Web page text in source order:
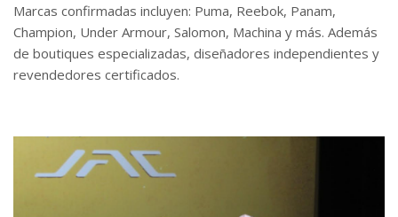
Marcas confirmadas incluyen: Puma, Reebok, Panam,
Champion, Under Armour, Salomon, Machina y más. Además
de boutiques especializadas, diseñadores independientes y
revendedores certificados.